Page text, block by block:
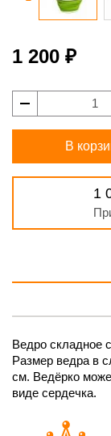
1 200 ₽
В
1
Ведро складное
Размер ведра в
см. Ведёрко
виде сердечка.